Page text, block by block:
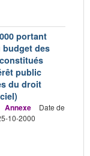
portant
des
public
du droit
Annexe
Date de
10-2000